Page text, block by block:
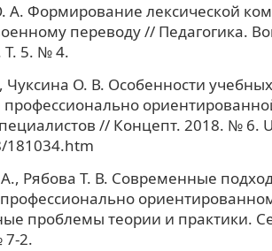
А. Формирование лексической
переводу // Педагогика.
Т. 5. № 4.
Чуксина О. В. Особенности
профессионально
// Концепт. 2018. № 6.
181034.htm
Рябова Т. В. Современные
проблемы теории и практики.
7-2.